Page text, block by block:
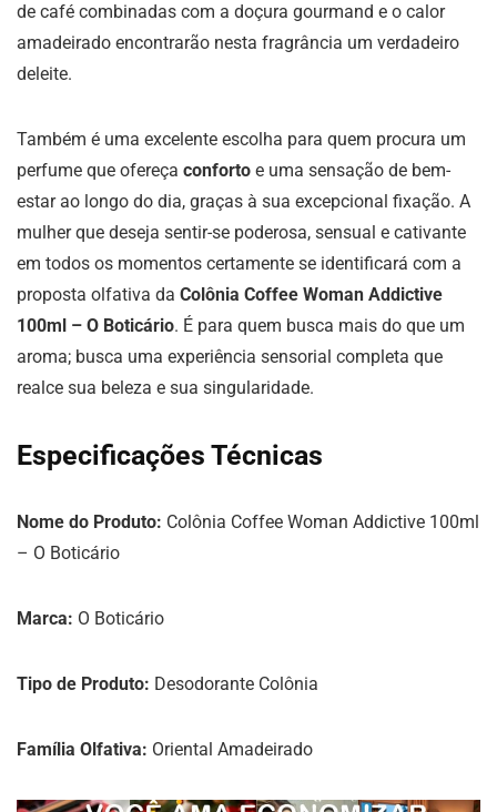
de café combinadas com a doçura gourmand e o calor
amadeirado encontrarão nesta fragrância um verdadeiro
deleite.
Também é uma excelente escolha para quem procura um
perfume que ofereça conforto e uma sensação de bem-
estar ao longo do dia, graças à sua excepcional fixação. A
mulher que deseja sentir-se poderosa, sensual e cativante
em todos os momentos certamente se identificará com a
proposta olfativa da Colônia Coffee Woman Addictive
100ml – O Boticário. É para quem busca mais do que um
aroma; busca uma experiência sensorial completa que
realce sua beleza e sua singularidade.
Especificações Técnicas
Nome do Produto: Colônia Coffee Woman Addictive 100ml
– O Boticário
Marca: O Boticário
Tipo de Produto: Desodorante Colônia
Família Olfativa: Oriental Amadeirado